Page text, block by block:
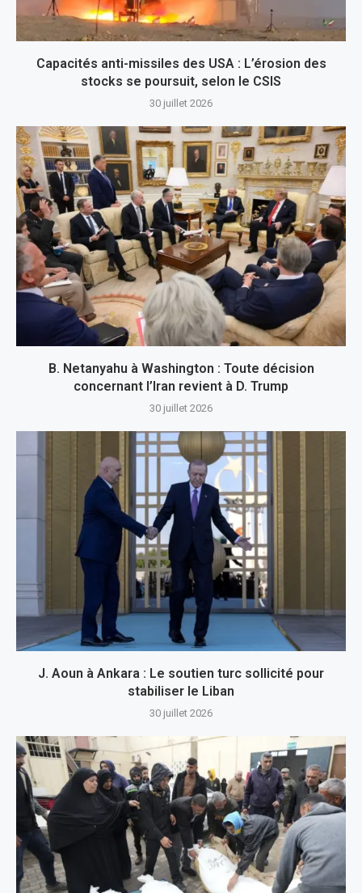
Capacités anti-missiles des USA : L’érosion des
stocks se poursuit, selon le CSIS
30 juillet 2026
B. Netanyahu à Washington : Toute décision
concernant l’Iran revient à D. Trump
30 juillet 2026
J. Aoun à Ankara : Le soutien turc sollicité pour
stabiliser le Liban
30 juillet 2026